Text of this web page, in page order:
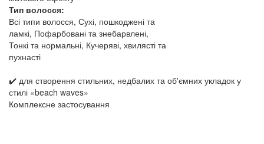
Тип волосся:
Всі типи волосся, Сухі, пошкоджені та
ламкі, Пофарбовані та знебарвлені,
Тонкі та нормальні, Кучеряві, хвилясті та
пухнасті
✔️ для створення стильних, недбалих та об'ємних укладок у
стилі «beach waves»
Комплексне застосування